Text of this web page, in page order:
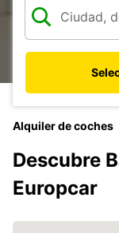
Alquiler de coches
Descubre
Europcar